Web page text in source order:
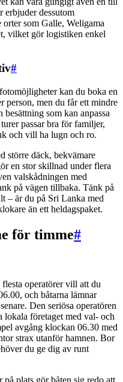
erbjuder dessutom
som Galle, Weligama
vilket gör logistiken enkel
#
kan du boka en
person, men du får ett mindre
som kan anpassa
passar bra för familjer,
och vill ha lugn och ro.
större däck, bekvämare
en stor skillnad under flera
valskådningen med
på vägen tillbaka. Tänk på
– är du på Sri Lanka med
än ett heldagspaket.
för timme#
operatörer vill att du
och båtarna lämnar
Den seriösa operatören
lokala företaget med val- och
avgång klockan 06.30 med
strax utanför hamnen. Bor
du ge dig av runt